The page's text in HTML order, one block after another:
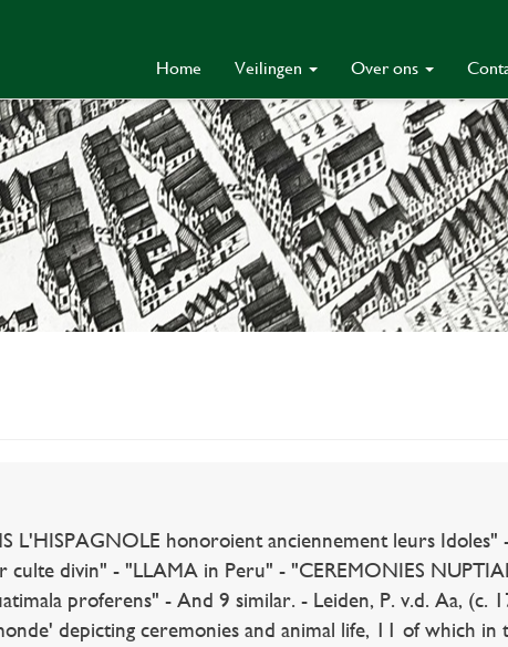
Home Veilingen Over ons
L'HISPAGNOLE honoroient anciennement leurs Idoles"
culte divin" - "LLAMA in Peru" - "CEREMONIES
proferens" - And 9 similar. - Leiden, P. v.d. Aa, (c.
depicting ceremonies and animal life, 11 of which in